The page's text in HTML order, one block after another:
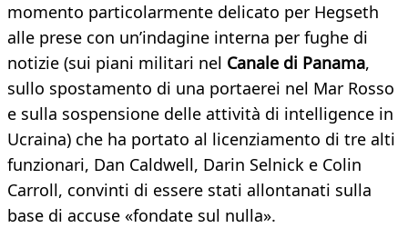
momento particolarmente delicato per Hegseth
alle prese con un’indagine interna per fughe di
notizie (sui piani militari nel Canale di Panama,
sullo spostamento di una portaerei nel Mar Rosso
e sulla sospensione delle attività di intelligence in
Ucraina) che ha portato al licenziamento di tre alti
funzionari, Dan Caldwell, Darin Selnick e Colin
Carroll, convinti di essere stati allontanati sulla
base di accuse «fondate sul nulla».